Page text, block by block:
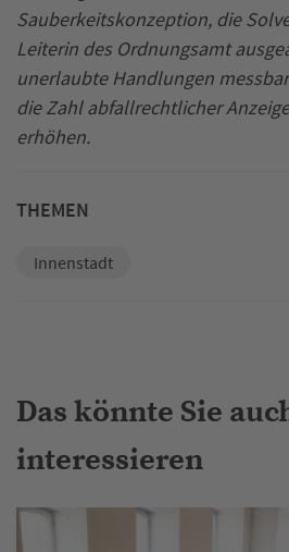
Sauberkeitskonzeption, die
Leiterin des Ordnungsamt
unerlaubte Handlungen
die Zahl abfallrechtlicher
erhöhen.
THEMEN
Innenstadt
Das könnte Sie
interessieren